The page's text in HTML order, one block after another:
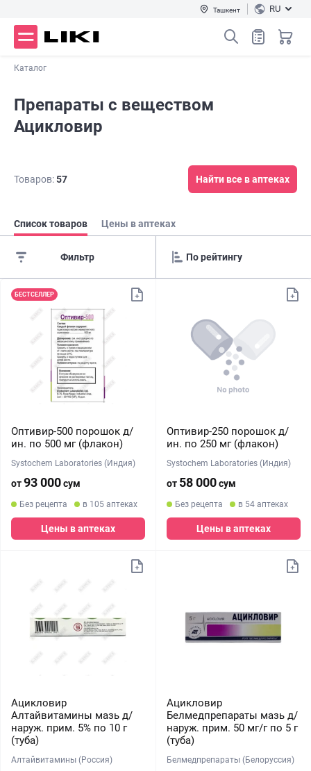
Ташкент RU
Каталог
Препараты с веществом
Ацикловир
Товаров:57 Найти все в аптеках
Список товаров Цены в аптеках
Фильтр
БЕСТСЕЛЛЕР
Оптивир-500 порошок д/
ин. по 500 мг (флакон)
Systochem Laboratories (Индия)
от93 000сум
Без рецепта в 105 аптеках
Цены в аптеках
Оптивир-250 порошок д/
ин. по 250 мг (флакон)
Systochem Laboratories (Индия)
от 58 000сум
Без рецепта в 54 аптеках
Цены в аптеках
Ацикловир
Алтайвитамины мазь д/
наруж. прим. 5% по 10 г
(туба)
Алтайвитамины (Россия)
Ацикловир
Белмедпрепараты мазь д/
наруж. прим. 50 мг/г по 5 г
(туба)
Белмедпрепараты (Белоруссия)